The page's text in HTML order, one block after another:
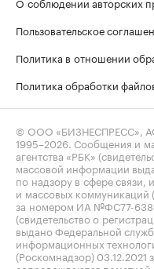
Пользовательское
Политика в отношении
Политика обработки
© ООО «БИЗНЕСПРЕСС»,
1995–2026 . Сообщения и
агентства «РБК»
массовой информации
по надзору в сфере
и массовых коммуникаций
за номером ИА №ФС77-
(свидетельство о
выдано Федеральной
информационных
(Роскомнадзор)